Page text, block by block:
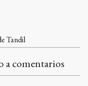
Tandil
a comentarios